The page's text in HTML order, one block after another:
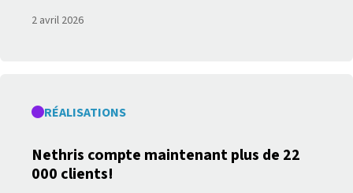
2 avril 2026
RÉALISATIONS
Nethris compte maintenant plus de 22
000 clients!